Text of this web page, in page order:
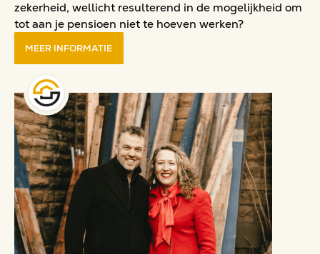
zekerheid, wellicht resulterend in de mogelijkheid om
tot aan je pensioen niet te hoeven werken?
MEER INFORMATIE